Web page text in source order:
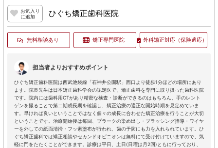
お気入り
に追加
ひぐち矯正歯科医院
無料相談あり 矯正専門医院 外科矯正対応 （保険適応）
担当者よりおすすめポイント
ひぐち矯正歯科医院は西武池袋線「石神井公園駅」西口より徒歩1分ほどの場所にあり
ます。院長先生は日本矯正歯科学会の認定医で、矯正歯科を専門に取り扱った歯科医院
です。院内には歯科用CTがあり精密な検査・診断ができるのはもちろん、手のレント
ゲンを撮ることで第二期成長期を確認し、矯正治療の適正な開始時期を見定めていま
す。早ければ良いということではなく個々の成長に合わせた矯正治療を行うことが大切
ということです。治療開始後は毎回、プラークの染め出し・ブラッシング指導・ワイヤ
ーを外しての紙面清掃・フッ素塗布が行われ、歯の予防にも力を入れられています。ひ
ぐち矯正歯科では矯正相談やセカンドオピニオンは無料にて受け付けていますので、気
軽に門をたたくことができます。診療は平日、土日(日曜は月2回)ともに行っており、